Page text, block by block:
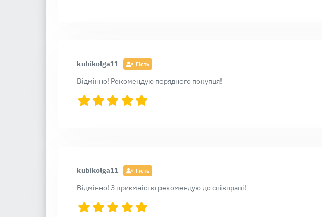
kubikolga11 Гість
Відмінно! Рекомендую порядного покупця!
kubikolga11 Гість
Відмінно! З приємністю рекомендую до співпраці!